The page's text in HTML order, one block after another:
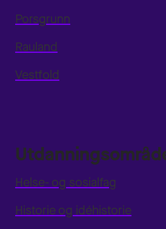
Porsgrunn
Rauland
Vestfold
Helse- og sosialfag
Historie og idéhistorie